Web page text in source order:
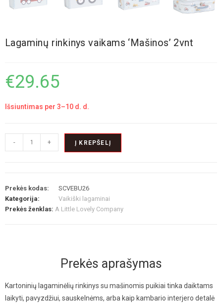
Lagaminų rinkinys vaikams ‘Mašinos’ 2vnt
€29.65
Išsiuntimas per 3–10 d. d.
- + Į KREPŠELĮ
Prekės kodas:
SCVEBU26
Kategorija:
Vaikiški lagaminai
Prekės ženklas: A Little Lovely Company
Prekės aprašymas
Kartoninių lagaminėlių rinkinys su mašinomis puikiai tinka daiktams
laikyti, pavyzdžiui, sauskelnėms, arba kaip kambario interjero detalė